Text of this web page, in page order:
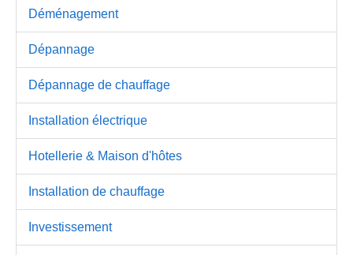
Déménagement
Dépannage
Dépannage de chauffage
Installation électrique
Hotellerie & Maison d'hôtes
Installation de chauffage
Investissement